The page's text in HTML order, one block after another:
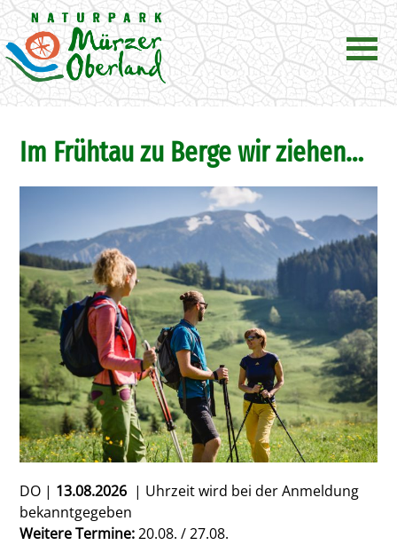
Im Frühtau zu Berge wir ziehen…
DO | 13.08.2026 | Uhrzeit wird bei der Anmeldung
bekanntgegeben
Weitere Termine:20.08. / 27.08.